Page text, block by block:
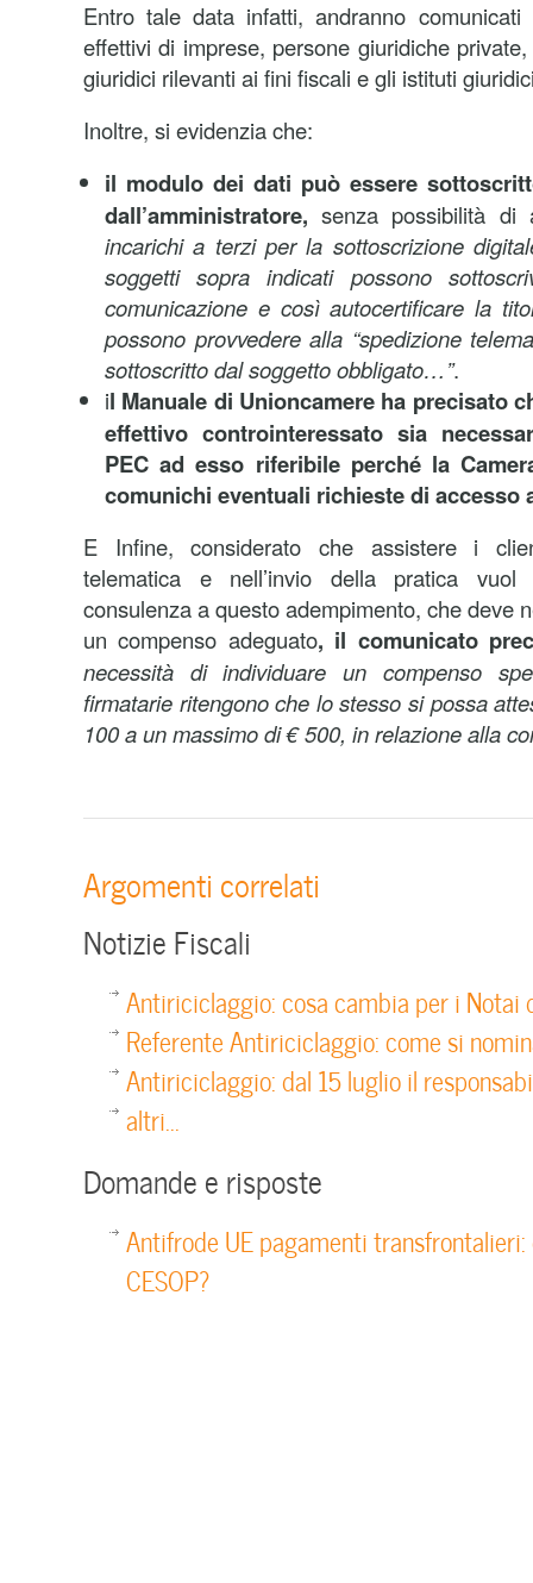
Entro tale data infatti, andranno
effettivi di imprese, persone giuridiche
giuridici rilevanti ai fini fiscali e gli istituti
Inoltre, si evidenzia che:
il modulo dei dati può essere
dall’amministratore,senza possibilità di
incarichi a terzi per la sottoscrizione
soggetti sopra indicati possono
comunicazione e così autocertificare la
possono provvedere alla “spedizione
sottoscritto dal soggetto obbligato…”.
il Manuale di Unioncamere ha precisato
effettivo controinteressato sia
PEC ad esso riferibile perché la
comunichi eventuali richieste di accesso
E Infine, considerato che assistere i
telematica e nell’invio della pratica
consulenza a questo adempimento, che deve
un compenso adeguato, il comunicato
necessità di individuare un compenso
firmatarie ritengono che lo stesso si possa
100 a un massimo di € 500, in relazione alla
Argomenti correlati
Notizie Fiscali
Antiriciclaggio: cosa cambia per i Notai
Referente Antiriciclaggio: come si
Antiriciclaggio: dal 15 luglio il
altri...
Domande e risposte
Antifrode UE pagamenti transfrontalieri:
CESOP?